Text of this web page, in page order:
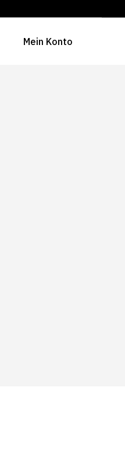
Mein Konto